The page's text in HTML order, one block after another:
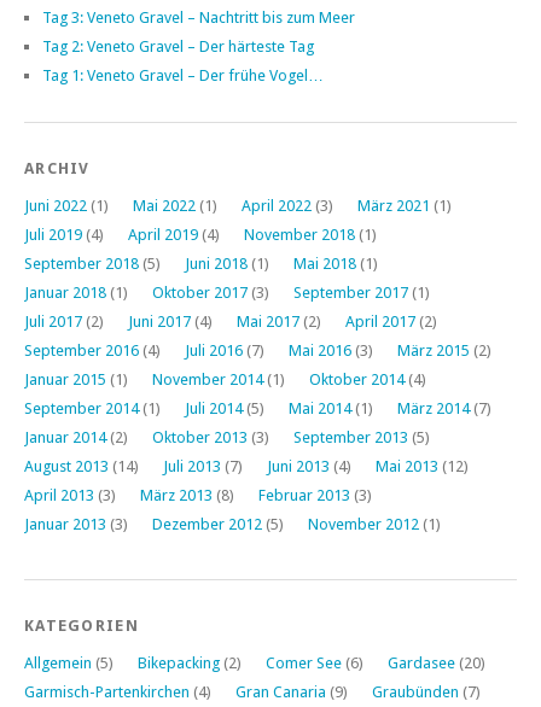
Tag 3: Veneto Gravel – Nachtritt bis zum Meer
Tag 2: Veneto Gravel – Der härteste Tag
Tag 1: Veneto Gravel – Der frühe Vogel…
ARCHIV
Juni 2022 (1) Mai 2022 (1) April 2022 (3) März 2021 (1)
Juli 2019 (4) April 2019 (4) November 2018 (1)
September 2018 (5) Juni 2018 (1) Mai 2018 (1)
Januar 2018 (1) Oktober 2017 (3) September 2017 (1)
Juli 2017 (2) Juni 2017 (4) Mai 2017 (2) April 2017 (2)
September 2016 (4) Juli 2016 (7) Mai 2016 (3) März 2015 (2)
Januar 2015 (1) November 2014(1) Oktober 2014(4)
September 2014(1) Juli 2014(5) Mai 2014(1) März 2014(7)
Januar 2014(2) Oktober 2013 (3) September 2013 (5)
August 2013 (14) Juli 2013 (7) Juni 2013 (4) Mai 2013 (12)
April 2013 (3) März 2013 (8) Februar 2013 (3)
Januar 2013 (3) Dezember 2012 (5) November 2012 (1)
KATEGORIEN
Allgemein (5) Bikepacking (2) Comer See (6) Gardasee (20)
Garmisch-Partenkirchen (4) Gran Canaria (9) Graubünden (7)